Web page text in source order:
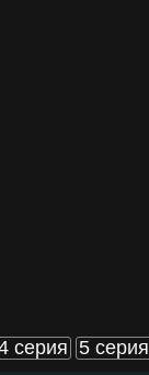
серия 5 серия